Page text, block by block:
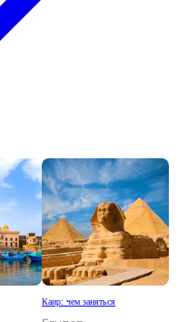
Каир: чем заняться